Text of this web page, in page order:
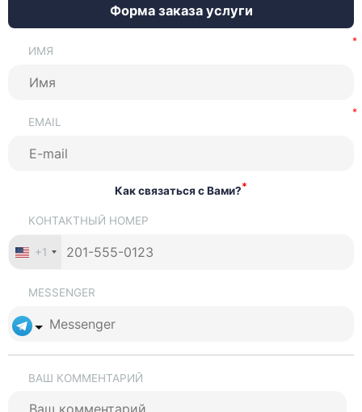
Форма заказа услуги
ИМЯ
EMAIL
Как связаться с Вами?*
КОНТАКТНЫЙ НОМЕР
+1
MESSENGER
ВАШ КОММЕНТАРИЙ